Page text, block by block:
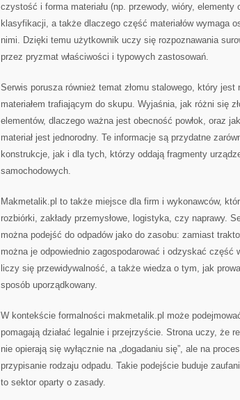
czystość i forma materiału (np. przewody, wióry, elementy
klasyfikacji, a także dlaczego część materiałów wymaga
nimi. Dzięki temu użytkownik uczy się rozpoznawania
przez pryzmat właściwości i typowych zastosowań.
Serwis porusza również temat złomu stalowego, który jest
materiałem trafiającym do skupu. Wyjaśnia, jak różni się
elementów, dlaczego ważna jest obecność powłok, oraz
materiał jest jednorodny. Te informacje są przydatne
konstrukcje, jak i dla tych, którzy oddają fragmenty
samochodowych.
Makmetalik.pl to także miejsce dla firm i wykonawców,
rozbiórki, zakłady przemysłowe, logistyka, czy naprawy.
można podejść do odpadów jako do zasobu: zamiast
można je odpowiednio zagospodarować i odzyskać część
liczy się przewidywalność, a także wiedza o tym, jak
sposób uporządkowany.
W kontekście formalności makmetalik.pl może
pomagają działać legalnie i przejrzyście. Strona uczy, że
nie opierają się wyłącznie na „dogadaniu się”, ale na
przypisanie rodzaju odpadu. Takie podejście buduje
to sektor oparty o zasady.